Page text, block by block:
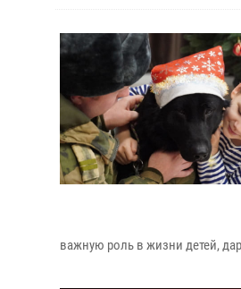
важную роль в жизни детей,